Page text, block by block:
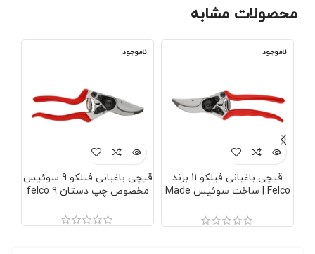
محصولات مشابه
ناموجود
قیچی باغبانی فیلکو 11 برند
Felco | ساخت سوئیس Made
مادام‌العمر
ناموجود
قیچی باغبانی فیلکو 9 سوئیس
مخصوص چپ دستان felco 9